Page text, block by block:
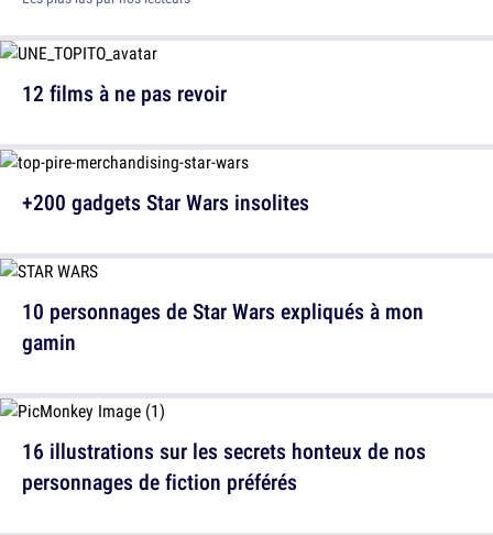
12 films à ne pas revoir
10 personnages de Star Wars expliqués à mon
gamin
+200 gadgets Star Wars insolites
16 illustrations sur les secrets honteux de nos
personnages de fiction préférés